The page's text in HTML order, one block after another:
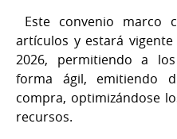
Este convenio marco
artículos y estará
2026, permitiendo a
forma ágil, emitiendo
compra, optimizándose
recursos.